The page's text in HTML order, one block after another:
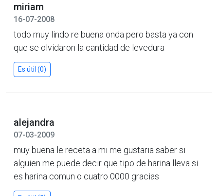
miriam
16-07-2008
todo muy lindo re buena onda pero basta ya con
que se olvidaron la cantidad de levedura
Es útil (0)
alejandra
07-03-2009
muy buena le receta a mi me gustaria saber si
alguien me puede decir que tipo de harina lleva si
es harina comun o cuatro 0000 gracias